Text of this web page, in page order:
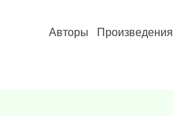
Авторы Произведения